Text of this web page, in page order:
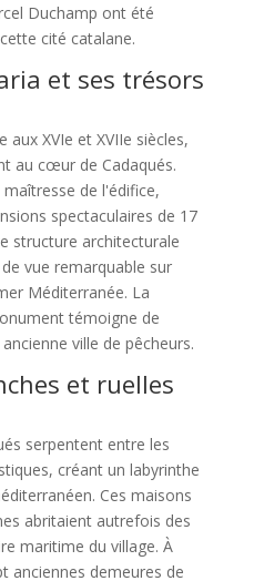
Duchamp ont été
cité catalane.
et ses trésors
aux XVIe et XVIIe siècles,
au cœur de Cadaqués.
de l'édifice,
spectaculaires de 17
structure architecturale
vue remarquable sur
Méditerranée. La
témoigne de
ville de pêcheurs.
et ruelles
serpentent entre les
créant un labyrinthe
Ces maisons
abritaient autrefois des
maritime du village. À
anciennes demeures de